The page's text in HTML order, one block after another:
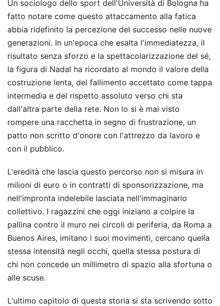
Un sociologo dello sport dell'Università di Bologna ha
fatto notare come questo attaccamento alla fatica
abbia ridefinito la percezione del successo nelle nuove
generazioni. In un'epoca che esalta l'immediatezza, il
risultato senza sforzo e la spettacolarizzazione del sé,
la figura di Nadal ha ricordato al mondo il valore della
costruzione lenta, del fallimento accettato come tappa
intermedia e del rispetto assoluto verso chi sta
dall'altra parte della rete. Non lo si è mai visto
rompere una racchetta in segno di frustrazione, un
patto non scritto d'onore con l'attrezzo da lavoro e
con il pubblico.
L'eredità che lascia questo percorso non si misura in
milioni di euro o in contratti di sponsorizzazione, ma
nell'impronta indelebile lasciata nell'immaginario
collettivo. I ragazzini che oggi iniziano a colpire la
pallina contro il muro nei circoli di periferia, da Roma a
Buenos Aires, imitano i suoi movimenti, cercano quella
stessa intensità negli occhi, quella stessa postura di
chi non concede un millimetro di spazio alla sfortuna o
alle scuse.
L'ultimo capitolo di questa storia si sta scrivendo sotto